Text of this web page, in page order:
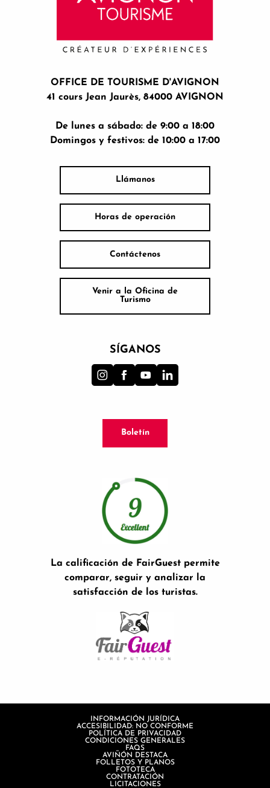
OFFICE DE TOURISME D'AVIGNON
41 cours Jean Jaurès, 84000 AVIGNON
De lunes a sábado: de 9:00 a 18:00
Domingos y festivos: de 10:00 a 17:00
Llámanos
Horas de operación
Contáctenos
Venir a la Oficina de
Turismo
SÍGANOS
Boletín
La calificación de FairGuest permite
comparar, seguir y analizar la
satisfacción de los turistas.
INFORMACIÓN JURÍDICA
ACCESIBILIDAD: NO CONFORME
POLÍTICA DE PRIVACIDAD
CONDICIONES GENERALES
FAQS
AVIÑÓN DESTACA
FOLLETOS Y PLANOS
FOTOTECA
CONTRATACIÓN
LICITACIONES